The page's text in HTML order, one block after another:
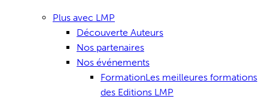
Plus avec LMP
Découverte Auteurs
Nos partenaires
Nos événements
FormationLes meilleures formations
des Editions LMP